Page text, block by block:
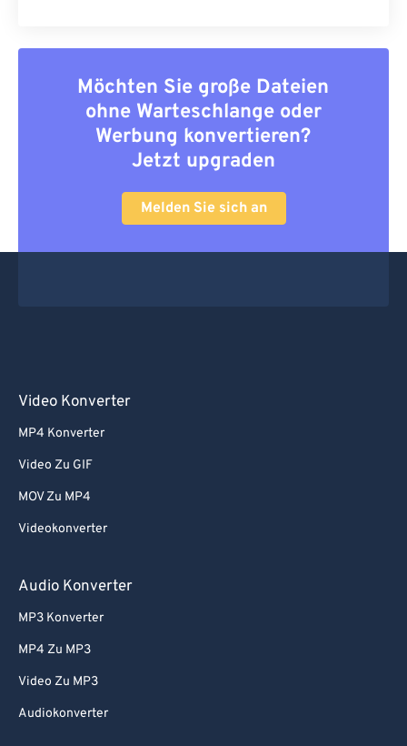
Möchten Sie große Dateien
ohne Warteschlange oder
Werbung konvertieren?
Jetzt upgraden
Melden Sie sich an
Video Konverter
MP4 Konverter
Video Zu GIF
MOV Zu MP4
Videokonverter
Audio Konverter
MP3 Konverter
MP4 Zu MP3
Video Zu MP3
Audiokonverter